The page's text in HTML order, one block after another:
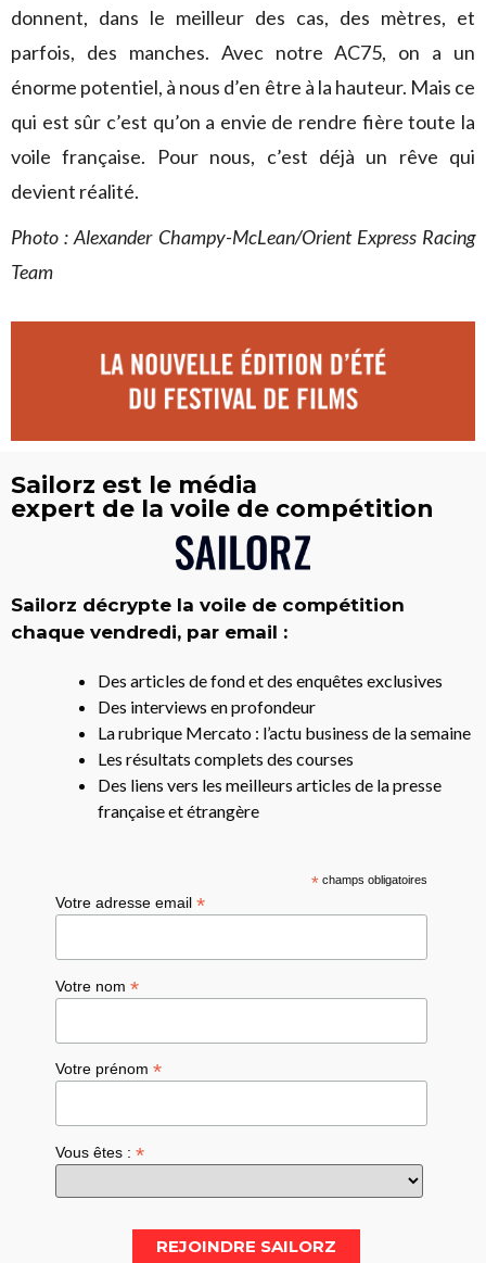
donnent, dans le meilleur des cas, des mètres, et
parfois, des manches. Avec notre AC75, on a un
énorme potentiel, à nous d’en être à la hauteur. Mais ce
qui est sûr c’est qu’on a envie de rendre fière toute la
voile française. Pour nous, c’est déjà un rêve qui
devient réalité.
Photo : Alexander Champy-McLean/Orient Express Racing
Team
Sailorz est le média
expert de la voile de compétition
Sailorz décrypte la voile de compétition
chaque vendredi, par email :
Des articles de fond et des enquêtes exclusives
Des interviews en profondeur
La rubrique Mercato : l’actu business de la semaine
Les résultats complets des courses
Des liens vers les meilleurs articles de la presse
française et étrangère
*champs obligatoires
Votre adresse email*
Votre nom*
Votre prénom*
Vous êtes :*